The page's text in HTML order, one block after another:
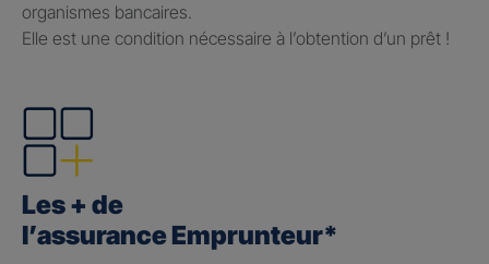
organismes bancaires.
Elle est une condition nécessaire à l’obtention d’un prêt !
Les + de
l’assurance Emprunteur*